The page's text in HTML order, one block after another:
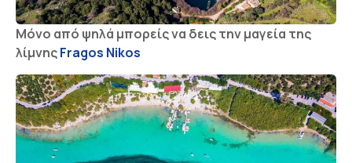
Μόνο από ψηλά μπορείς να δεις την μαγεία της
λίμνηςFragos Nikos